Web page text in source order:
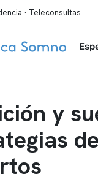
· Teleconsultas
y